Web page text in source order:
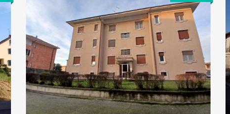
Contract type:
Vendita
Built-Up:
89 M2